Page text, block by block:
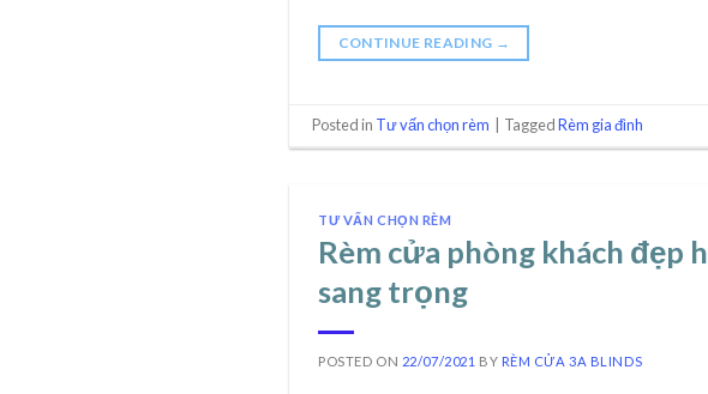
CONTINUE READING →
Posted in Tư vấn chọn rèm TaggedRèm gia đình
TƯ VẤN CHỌN RÈM
Rèm cửa phòng khách đẹp
sang trọng
POSTED ON 22/07/2021 BY RÈM CỬA 3A BLINDS